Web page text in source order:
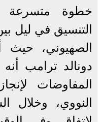
خطوة متسرعة
التنسيق في ليل
الصهيوني، حيث
المفاوضات
النووي، وخلال